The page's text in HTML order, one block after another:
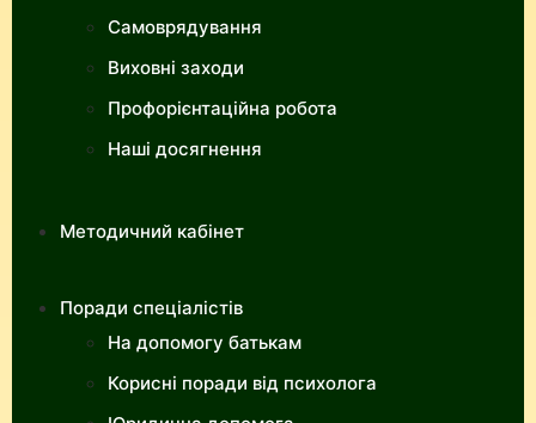
Самоврядування
Виховні заходи
Профорієнтаційна робота
Наші досягнення
Методичний кабінет
Поради спеціалістів
На допомогу батькам
Корисні поради від психолога